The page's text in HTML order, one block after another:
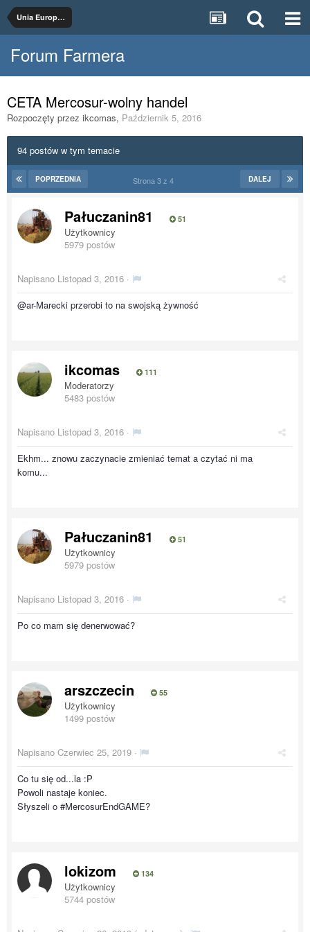
Unia Europejska
Forum Farmera
CETA Mercosur-wolny handel
Rozpoczęty przez ikcomas, Październik 5, 2016
94 postów w tym temacie
POPRZEDNIA DALEJ
Strona 3 z 4
Pałuczanin81 51
Użytkownicy
5979 postów
Napisano Listopad 3, 2016 ·
@ar-Marecki przerobi to na swojską żywność
ikcomas 111
Moderatorzy
5483 postów
Napisano Listopad 3, 2016 ·
Ekhm... znowu zaczynacie zmieniać temat a czytać ni ma
komu...
Pałuczanin81 51
Użytkownicy
5979 postów
Napisano Listopad 3, 2016 ·
Po co mam się denerwować?
arszczecin 55
Użytkownicy
1499 postów
Napisano Czerwiec 25, 2019 ·
Co tu się od...la :P
Powoli nastaje koniec.
Słyszeli o #MercosurEndGAME?
lokizom 134
Użytkownicy
5744 postów